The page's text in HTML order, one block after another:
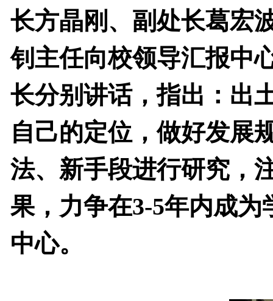
长方晶刚、副处长葛宏
钊主任向校领导汇报中
长分别讲话，指出：出
自己的定位，做好发展
法、新手段进行研究，
果，力争在3-5年内成为
中心。